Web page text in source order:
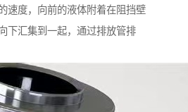
速度，向前的液体附着在阻挡壁
下汇集到一起，通过排放管排